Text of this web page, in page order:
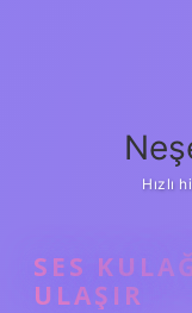
Hızlı
SES
ULAŞIR